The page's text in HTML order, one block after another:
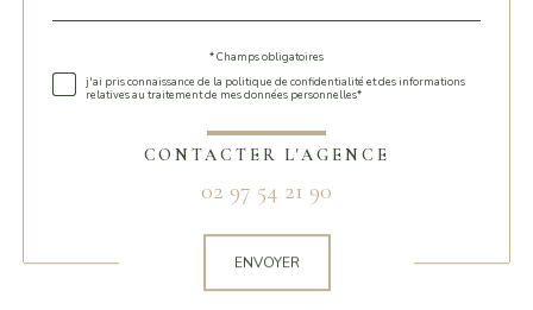
* Champs obligatoires
j'ai pris connaissance de la politique de confidentialité et des informations
relatives au traitement de mes données personnelles*
CONTACTER L'AGENCE
02 97 54 21 90
ENVOYER